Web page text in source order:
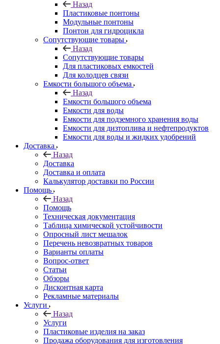
Назад
Пластиковые понтоны
Модульные понтоны
Понтон для гидроцикла
Сопутствующие товары
Назад
Сопутствующие товары
Для пластиковых емкостей
Для колодцев связи
Емкости большого объема
Назад
Емкости большого объема
Емкости для воды
Емкости для подземного хранения воды
Емкости для дизтоплива и нефтепродуктов
Емкости для воды и жидких удобрений
Доставка
Назад
Доставка
Доставка и оплата
Калькулятор доставки по России
Помощь
Назад
Помощь
Техническая документация
Таблица химической устойчивости
Опросный лист мешалок
Перечень невозвратных товаров
Варианты оплаты
Вопрос-ответ
Статьи
Обзоры
Дисконтная карта
Рекламные материалы
Услуги
Назад
Услуги
Пластиковые изделия на заказ
Продажа оборудования для изготовления